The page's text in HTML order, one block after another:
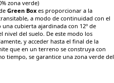
zona verde)
Green Box es proporcionar a la
a modo de continuidad con el
cubierta ajardinada con 12º de
nivel del suelo. De este modo los
y acceder hasta el final de la
que en un terreno se construya con
tiempo, se garantice una zona verde del